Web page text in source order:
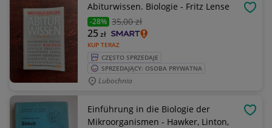
Abiturwissen. Biologie - Fritz Lense
-28% 35,00 zł
KUP TERAZ
25zł
CZĘSTO SPRZEDAJE
SPRZEDAJĄCY: OSOBA PRYWATNA
Lubochnia
Einführung in die Biologie der
Mikroorganismen - Hawker, Linton,